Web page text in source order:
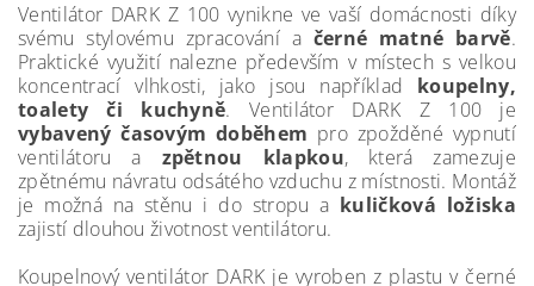
Ventilátor DARK Z 100 vynikne ve vaší domácnosti díky
svému stylovému zpracování a černé matné barvě.
Praktické využití nalezne především v místech s velkou
koncentrací vlhkosti, jako jsou například koupelny,
toalety či kuchyně. Ventilátor DARK Z 100 je
vybavený časovým doběhem pro zpožděné vypnutí
ventilátoru a zpětnou klapkou, která zamezuje
zpětnému návratu odsátého vzduchu z místnosti. Montáž
je možná na stěnu i do stropu a kuličková ložiska
zajistí dlouhou životnost ventilátoru.
Koupelnový ventilátor DARK je vyroben z plastu v černé